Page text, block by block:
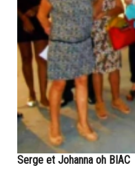
Serge et Johanna oh BIAC